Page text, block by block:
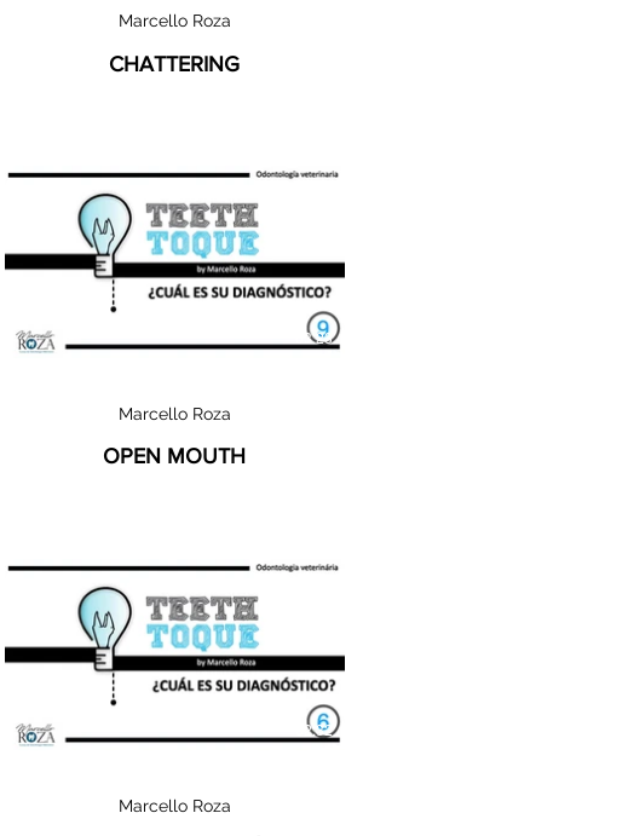
Marcello Roza
CHATTERING
03:23
Marcello Roza
OPEN MOUTH
02:32
Marcello Roza